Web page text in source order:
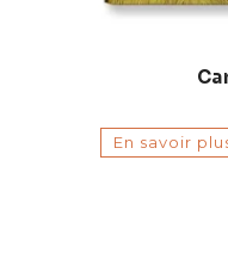
En savoir